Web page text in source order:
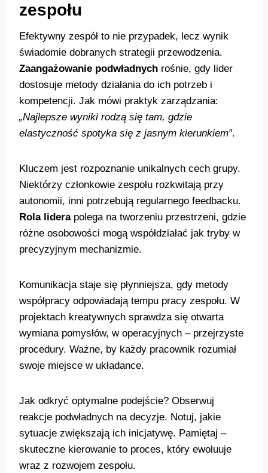
zespołu
Efektywny zespół to nie przypadek, lecz wynik
świadomie dobranych strategii przewodzenia.
Zaangażowanie podwładnych rośnie, gdy lider
dostosuje metody działania do ich potrzeb i
kompetencji. Jak mówi praktyk zarządzania:
„Najlepsze wyniki rodzą się tam, gdzie
elastyczność spotyka się z jasnym kierunkiem”.
Kluczem jest rozpoznanie unikalnych cech grupy.
Niektórzy członkowie zespołu rozkwitają przy
autonomii, inni potrzebują regularnego feedbacku.
Rola liderapolega na tworzeniu przestrzeni, gdzie
różne osobowości mogą współdziałać jak tryby w
precyzyjnym mechanizmie.
Komunikacja staje się płynniejsza, gdy metody
współpracy odpowiadają tempu pracy zespołu. W
projektach kreatywnych sprawdza się otwarta
wymiana pomysłów, w operacyjnych – przejrzyste
procedury. Ważne, by każdy pracownik rozumiał
swoje miejsce w układance.
Jak odkryć optymalne podejście? Obserwuj
reakcje podwładnych na decyzje. Notuj, jakie
sytuacje zwiększają ich inicjatywę. Pamiętaj –
skuteczne kierowanie to proces, który ewoluuje
wraz z rozwojem zespołu.